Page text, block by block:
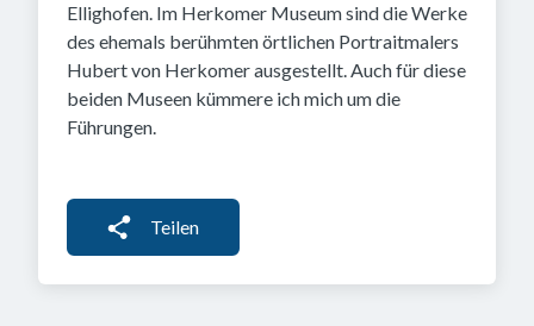
Ellighofen. Im Herkomer Museum sind die Werke
des ehemals berühmten örtlichen Portraitmalers
Hubert von Herkomer ausgestellt. Auch für diese
beiden Museen kümmere ich mich um die
Führungen.
Teilen